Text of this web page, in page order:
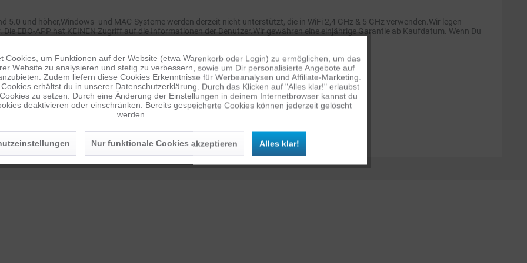
5.0 und höher,Windows- und MAC-Systeme werden derzeit nicht unterstützt, die in WiFi 2,4 GHz & 5 GHz verwenden.Wir legen
EBO-APP hat KEINEN Zugriff auf die Informationen der Benutzer.Wir gewähren eine einjährige Garantie ab Kaufdatum. Wenn Du
innerhalb von 24 Stunden antworten.
Aktiv
Inaktiv
Inaktiv
Cookies, um Funktionen auf der Website (etwa Warenkorb oder Login) zu ermöglichen, um das
Website zu analysieren und stetig zu verbessern, sowie um Dir personalisierte Angebote auf
Zudem liefern diese Cookies Erkenntnisse für Werbeanalysen und Affiliate-Marketing.
erhältst du in unserer Datenschutzerklärung. Durch das Klicken auf "Alles klar!" erlaubst
zu setzen. Durch eine Änderung der Einstellungen in deinem Internetbrowser kannst du
deaktivieren oder einschränken. Bereits gespeicherte Cookies können jederzeit gelöscht
werden.
Nur funktionale Cookies akzeptieren Alles klar!